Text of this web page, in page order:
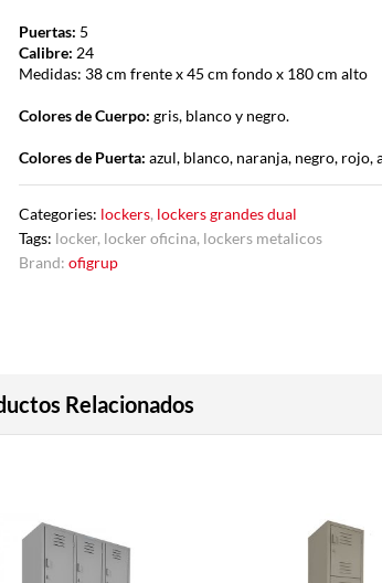
Puertas: 5
Calibre: 24
Medidas: 38 cm frente x 45 cm fondo x 180 cm alto
Colores de Cuerpo: gris, blanco y negro.
Colores de Puerta: azul, blanco, naranja, negro, rojo,
Categories: lockers, lockers grandes dual
Tags: locker, locker oficina, lockers metalicos
Brand:ofigrup
Relacionados